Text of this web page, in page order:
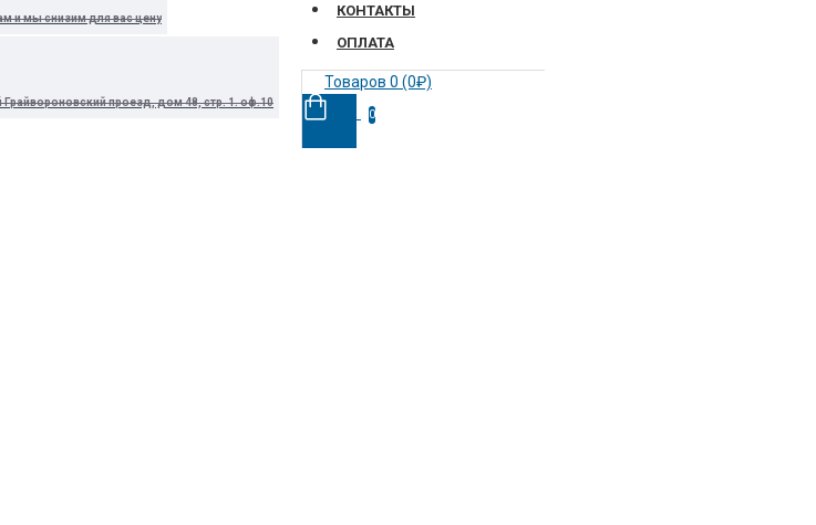
и мы снизим для вас цену
Грайвороновский проезд, дом 48, стр. 1. оф.10
КОНТАКТЫ
ОПЛАТА
Товаров 0 (0₽)
0